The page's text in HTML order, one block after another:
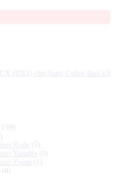
(BX1) cho Sony Cyber-shot Và
₫.
Rode (5)
Yamaha (0)
Zoom (1)
(8)